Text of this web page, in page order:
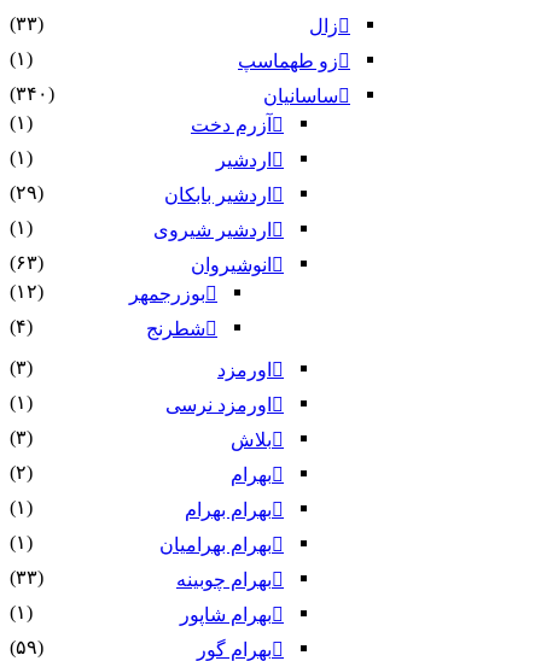
زال
(۳۳)
زو طهماسپ‏
(۱)
ساسانیان
(۳۴۰)
آزرم دخت
(۱)
اردشیر
(۱)
اردشیر بابکان
(۲۹)
اردشیر شیروی
(۱)
انوشیروان
(۶۳)
بوزرجمهر
(۱۲)
شطرنج
(۴)
اورمزد
(۳)
اورمزد نرسى‏
(۱)
بلاش
(۳)
بهرام
(۲)
بهرام بهرام
(۱)
بهرام بهرامیان‏
(۱)
بهرام چوبینه
(۳۳)
بهرام شاپور
(۱)
بهرام گور
(۵۹)